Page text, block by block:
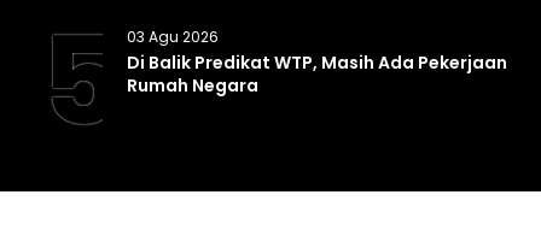
5 03 Agu 2026
Di Balik Predikat WTP, Masih Ada Pekerjaan
Rumah Negara